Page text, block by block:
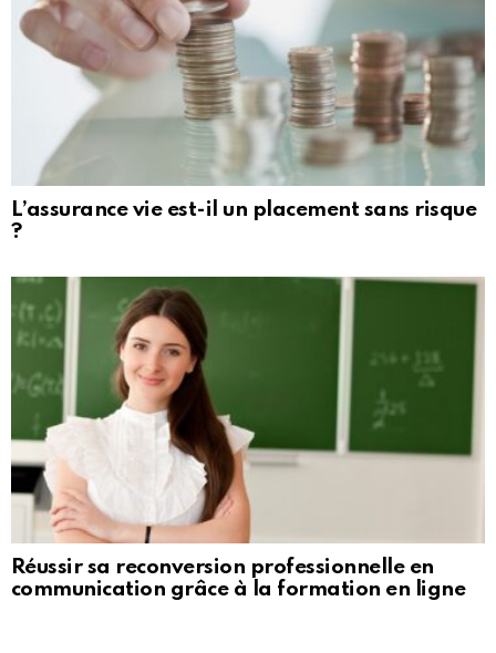
L’assurance vie est-il un placement sans risque
?
Réussir sa reconversion professionnelle en
communication grâce à la formation en ligne